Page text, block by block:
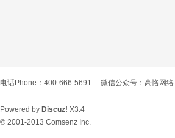
电话Phone：400-666-5691 微信公众号：高恪网络
Powered by Discuz! X3.4
© 2001-2013 Comsenz Inc.